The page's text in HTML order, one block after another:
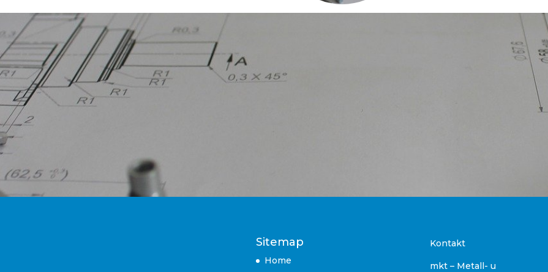
Sitemap
Home
Kontakt
mkt – Metall- u